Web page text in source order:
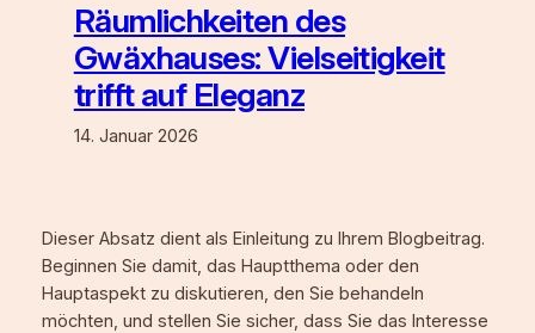
Räumlichkeiten des
Gwäxhauses: Vielseitigkeit
trifft auf Eleganz
14. Januar 2026
Dieser Absatz dient als Einleitung zu Ihrem Blogbeitrag.
Beginnen Sie damit, das Hauptthema oder den
Hauptaspekt zu diskutieren, den Sie behandeln
möchten, und stellen Sie sicher, dass Sie das Interesse